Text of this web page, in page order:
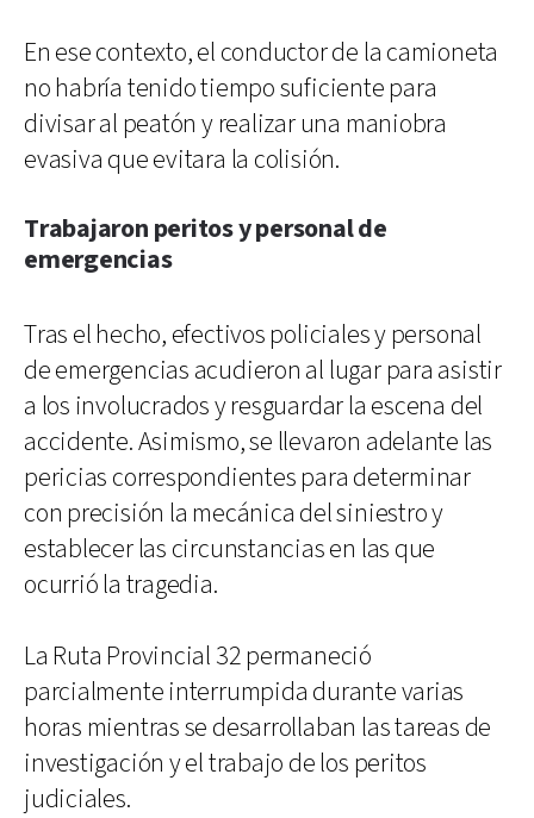
En ese contexto, el conductor de la camioneta
no habría tenido tiempo suficiente para
divisar al peatón y realizar una maniobra
evasiva que evitara la colisión.
Trabajaron peritos y personal de
emergencias
Tras el hecho, efectivos policiales y personal
de emergencias acudieron al lugar para asistir
a los involucrados y resguardar la escena del
accidente. Asimismo, se llevaron adelante las
pericias correspondientes para determinar
con precisión la mecánica del siniestro y
establecer las circunstancias en las que
ocurrió la tragedia.
La Ruta Provincial 32 permaneció
parcialmente interrumpida durante varias
horas mientras se desarrollaban las tareas de
investigación y el trabajo de los peritos
judiciales.